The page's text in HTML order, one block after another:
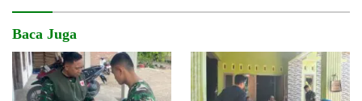
Baca Juga